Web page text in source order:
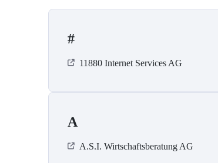
#
11880 Internet Services AG
A
A.S.I. Wirtschaftsberatung AG